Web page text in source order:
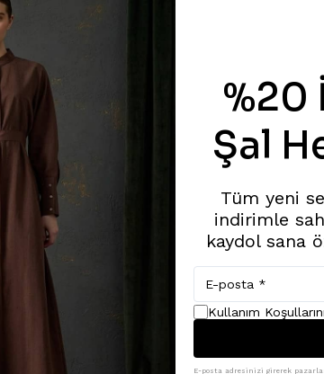
%20
Şal
Tüm yeni
indirimle
kaydol sana
Kullanım
E-posta adresinizi girerek